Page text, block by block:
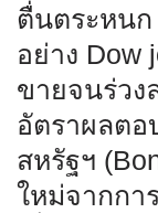
ตื่นตระหน
อย่าง Dow
ขายจนร่วง
อัตราผลต
สหรัฐฯ
ใหม่จากกา